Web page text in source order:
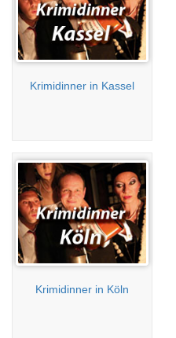
Krimidinner in Kassel
Krimidinner in Köln